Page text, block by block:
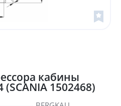
кабины
(SCANIA 1502468)